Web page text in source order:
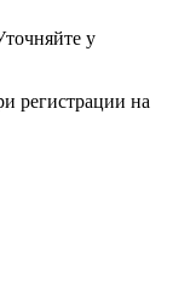
у
регистрации на